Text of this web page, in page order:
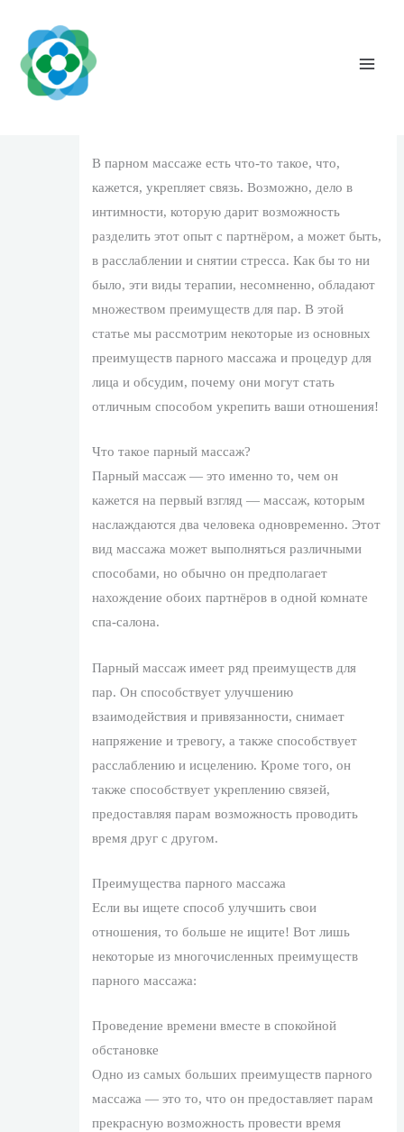
content
В парном массаже есть что-то такое, что,
кажется, укрепляет связь. Возможно, дело в
интимности, которую дарит возможность
разделить этот опыт с партнёром, а может быть,
в расслаблении и снятии стресса. Как бы то ни
было, эти виды терапии, несомненно, обладают
множеством преимуществ для пар. В этой
статье мы рассмотрим некоторые из основных
преимуществ парного массажа и процедур для
лица и обсудим, почему они могут стать
отличным способом укрепить ваши отношения!
Что такое парный массаж?
Парный массаж — это именно то, чем он
кажется на первый взгляд — массаж, которым
наслаждаются два человека одновременно. Этот
вид массажа может выполняться различными
способами, но обычно он предполагает
нахождение обоих партнёров в одной комнате
спа-салона.
Парный массаж имеет ряд преимуществ для
пар. Он способствует улучшению
взаимодействия и привязанности, снимает
напряжение и тревогу, а также способствует
расслаблению и исцелению. Кроме того, он
также способствует укреплению связей,
предоставляя парам возможность проводить
время друг с другом.
Преимущества парного массажа
Если вы ищете способ улучшить свои
отношения, то больше не ищите! Вот лишь
некоторые из многочисленных преимуществ
парного массажа:
Проведение времени вместе в спокойной
обстановке
Одно из самых больших преимуществ парного
массажа — это то, что он предоставляет парам
прекрасную возможность провести время